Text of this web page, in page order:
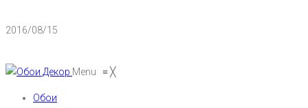
2016/08/15
Menu ≡╳
Обои